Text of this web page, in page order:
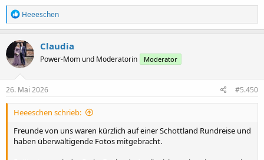
R
e
a
k
t
i
o
n
e
Heeeschen
Claudia
Power-Mom und Moderatorin Moderator
26. Mai 2026 #5.450
Heeeschen schrieb:
Freunde von uns waren kürzlich auf einer Schottland Rundreise und
haben überwältigende Fotos mitgebracht.